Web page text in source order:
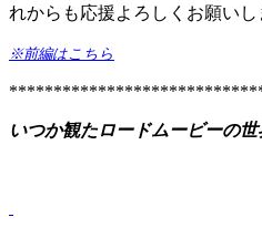
れからも応援よろしくお願いし
※前編はこちら
いつか観たロードムービーの世